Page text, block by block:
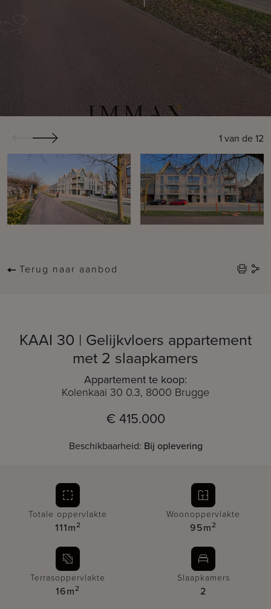
1 van de12
Terug naar aanbod
KAAI 30 | Gelijkvloers appartement
met 2 slaapkamers
Appartement te koop:
Kolenkaai 30 0.3, 8000 Brugge
€ 415.000
Beschikbaarheid: Bij oplevering
Totale oppervlakte
111m2
Woonoppervlakte
95m2
Terrasoppervlakte
16m2
Slaapkamers
2